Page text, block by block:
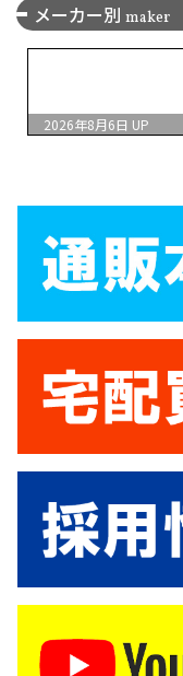
メーカー別 maker
2026年8月6日 UP